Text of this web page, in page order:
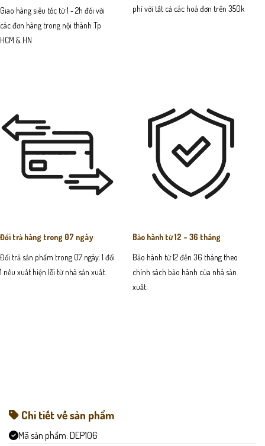
Giao hàng siêu tốc từ 1 - 2h đối với
các đơn hàng trong nội thành Tp
HCM & HN
phí với tất cả các hoá đơn trên 350k
Đổi trả hàng trong 07 ngày
Đổi trả sản phẩm trong 07 ngày. 1 đổi
1 nếu xuất hiện lỗi từ nhà sản xuất.
Bảo hành từ 12 - 36 tháng
Bảo hành từ 12 đến 36 tháng theo
chính sách bảo hành của nhà sản
xuất.
Chi tiết về sản phẩm
Mã sản phẩm: DEP106